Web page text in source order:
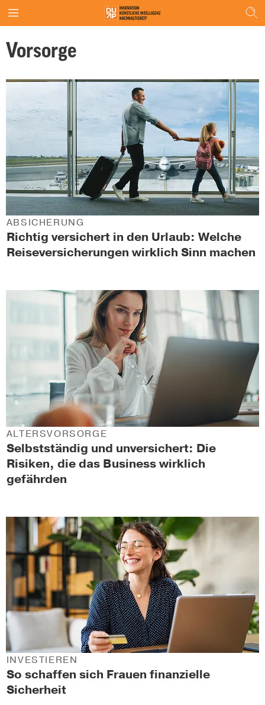
Vorsorge
Richtig versichert in den Urlaub: Welche
Reiseversicherungen wirklich Sinn machen
ABSICHERUNG
Selbstständig und unversichert: Die
Risiken, die das Business wirklich
gefährden
ALTERSVORSORGE
So schaffen sich Frauen finanzielle
Sicherheit
INVESTIEREN